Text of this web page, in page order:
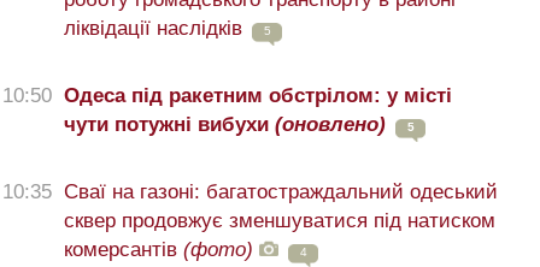
ліквідації наслідків
5
10:50 Одеса під ракетним обстрілом: у місті
чути потужні вибухи (оновлено) 5
10:35 Сваї на газоні: багатостраждальний одеський
сквер продовжує зменшуватися під натиском
комерсантів (фото) 4